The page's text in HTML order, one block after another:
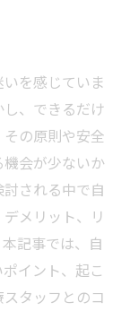
を感じていま
、できるだけ
の原則や安全
会が少ないか
される中で自
メリット、リ
記事では、自
イント、起こ
タッフとのコ